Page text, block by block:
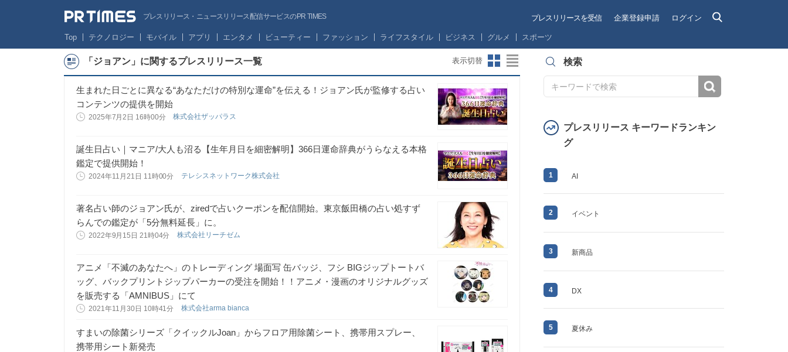
プレスリリース・ニュースリリース配信サービスのPR TIMES プレスリリースを受信 企業登録申請 ログイン
Top テクノロジー モバイル アプリ エンタメ ビューティー ファッション ライフスタイル ビジネス グルメ スポーツ
「ジョアン」に関するプレスリリース一覧 表示切替
生まれた日ごとに異なる“あなただけの特別な運命”を伝える！ジョアン氏が監修する占い
コンテンツの提供を開始
2025年7月2日 16時00分 株式会社ザッパラス
誕生日占い｜マニア/大人も沼る【生年月日を細密解明】366日運命辞典がうらなえる本格
鑑定で提供開始！
2024年11月21日 11時00分 テレシスネットワーク株式会社
著名占い師のジョアン氏が、ziredで占いクーポンを配信開始。東京飯田橋の占い処すず
らんでの鑑定が「5分無料延長」に。
2022年9月15日 21時04分 株式会社リーチゼム
アニメ「不滅のあなたへ」のトレーディング 場面写 缶バッジ、フシ BIGジップトートバ
ッグ、バックプリントジップパーカーの受注を開始！！アニメ・漫画のオリジナルグッズ
を販売する「AMNIBUS」にて
2021年11月30日 10時41分 株式会社arma bianca
すまいの除菌シリーズ「クイックルJoan」からフロア用除菌シート、携帯用スプレー、
携帯用シート新発売
検索
プレスリリース キーワードランキン
グ
1 AI
2 イベント
3 新商品
4 DX
5 夏休み